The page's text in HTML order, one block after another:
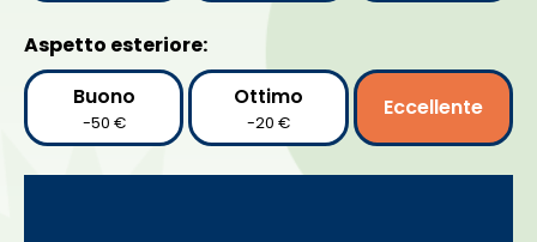
Aspetto esteriore:
Buono
-50 €
Ottimo
-20 €
Eccellente